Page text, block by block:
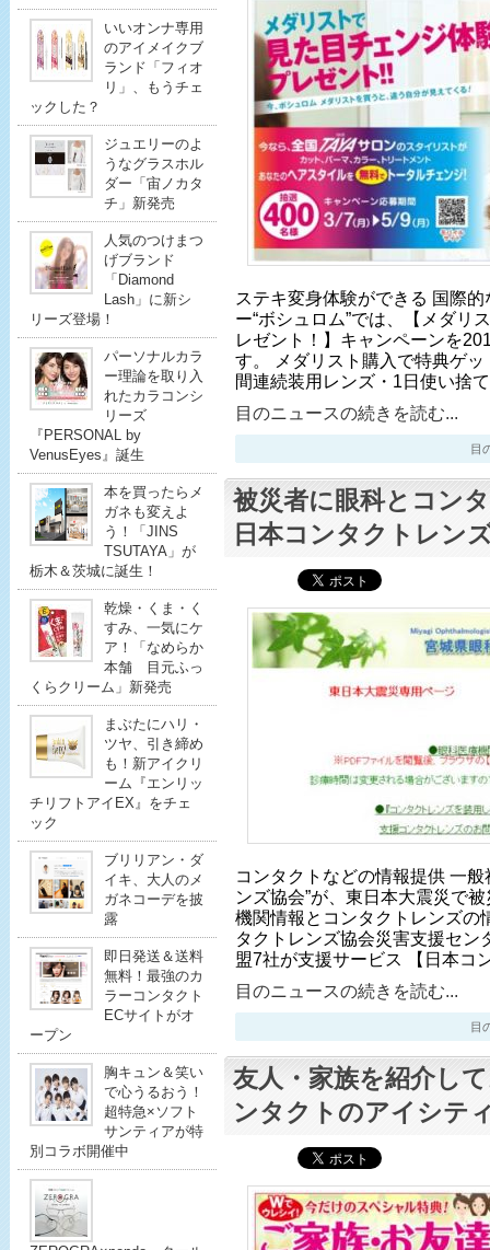
いいオンナ専用
のアイメイクブ
ランド「フィオ
リ」、もうチェ
ックした？
ジュエリーのよ
うなグラスホル
ダー「宙ノカタ
チ」新発売
人気のつけまつ
げブランド
「Diamond
Lash」に新シ
リーズ登場！
パーソナルカラ
ー理論を取り入
れたカラコンシ
リーズ
『PERSONAL by
VenusEyes』誕生
本を買ったらメ
ガネも変えよ
う！「JINS
TSUTAYA」が
栃木＆茨城に誕生！
乾燥・くま・く
すみ、一気にケ
ア！「なめらか
本舗 目元ふっ
くらクリーム」新発売
まぶたにハリ・
ツヤ、引き締め
も！新アイクリ
ーム『エンリッ
チリフトアイEX』をチェ
ック
ブリリアン・ダ
イキ、大人のメ
ガネコーデを披
露
即日発送＆送料
無料！最強のカ
ラーコンタクト
ECサイトがオ
ープン
胸キュン＆笑い
で心うるおう！
超特急×ソフト
サンティアが特
別コラボ開催中
ステキ変身体験ができる 国際
ー“ボシュロム”では、【メダリ
レゼント！】キャンペーンを
す。 メダリスト購入で特典ゲ
間連続装用レンズ・1日使い捨
目のニュースの続きを読む...
目
被災者に眼科とコン
日本コンタクトレン
コンタクトなどの情報提供 一
ンズ協会”が、東日本大震災で
機関情報とコンタクトレンズの
タクトレンズ協会災害支援セン
盟7社が支援サービス 【日本コ
目のニュースの続きを読む...
目
友人・家族を紹介し
ンタクトのアイシテ